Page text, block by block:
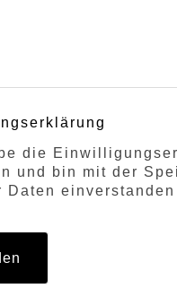
die
und bin mit der
Daten einverstanden